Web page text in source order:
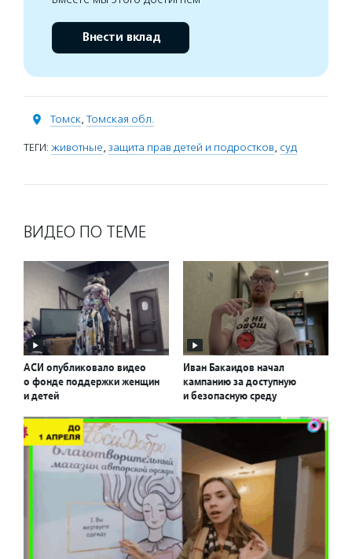
Внести вклад
Томск, Томская обл.
ТЕГИ: животные, защита прав детей и подростков, суд
ВИДЕО ПО ТЕМЕ
АСИ опубликовало видео
о фонде поддержки женщин
и детей
Иван Бакаидов начал
кампанию за доступную
и безопасную среду